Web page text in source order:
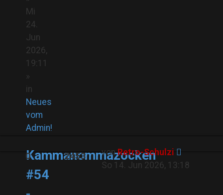
Mi
24.
Jun
2026,
19:11
»
in
Neues
vom
Admin!
Kammanommazocken
#54
0 2453 vonRetro-Schulzi
So 14. Jun 2026, 13:18